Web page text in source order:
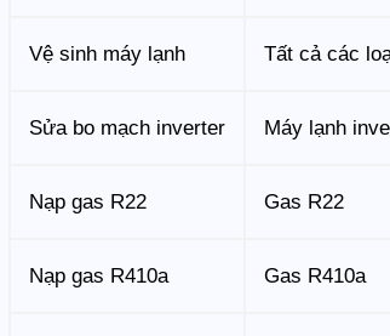
Vệ sinh máy lạnh Tất cả các
Sửa bo mạch inverter Máy lạnh
Nạp gas R22 Gas R22
Nạp gas R410a Gas R410a